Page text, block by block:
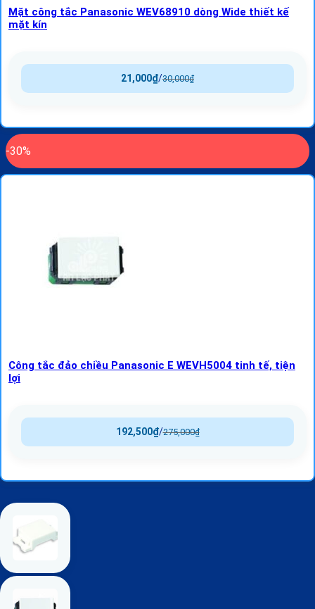
Mặt công tắc Panasonic WEV68910 dòng Wide thiết kế
mặt kín
30,000₫
/
21,000₫
-30%
Công tắc đảo chiều Panasonic E WEVH5004 tinh tế, tiện
lợi
275,000₫
/
192,500₫